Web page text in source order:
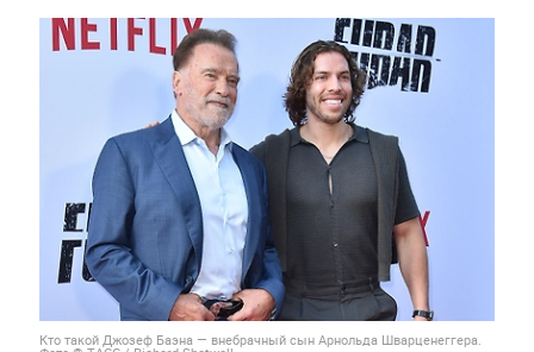
Кто такой Джозеф Баэна — внебрачный сын Арнольда Шварценеггера.